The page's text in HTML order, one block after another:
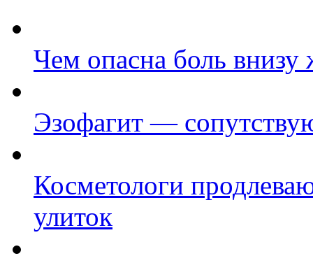
Чем опасна боль внизу
Эзофагит —
Косметологи
улиток